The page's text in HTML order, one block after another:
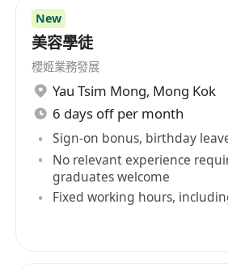
执行门店数据日清制度，核对销
量、卡项储值及全员业绩数据，
时同步。定期复盘客群消费、成
效核心数据，迭代优化销售与客
数据上报备案。
6. 门店服务风控与口碑维护
统筹处理客户咨询、售后及客诉
务衔接漏洞。统一规范全员服务
服务品质，守护门店高端品牌形
1. 形象气质佳，适配高端圈层场
New
美容學徒
櫻姬業務發展
Yau Tsim Mong, Mong Kok
6 days off per month
Sign-on bonus, birthday
No relevant experience
graduates welcome
Fixed working hours,